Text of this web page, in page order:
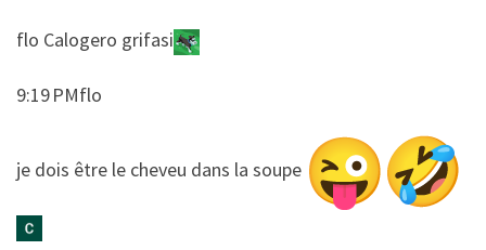
​​flo Calogero grifasi
9:19 PMflo
​​je dois être le cheveu dans la soupe